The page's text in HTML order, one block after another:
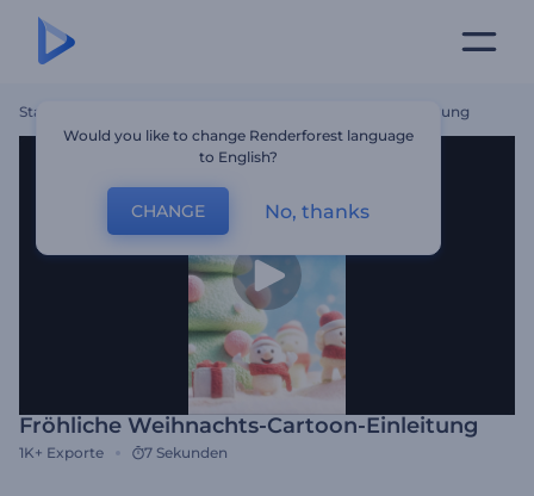
Startseite Fröhliche Weihnachts-Cartoon-Einleitung
Fröhliche Weihnachts-Cartoon-Einleitung
1K+ Exporte 7 Sekunden
Would you like to change Renderforest language
to English?
CHANGE No, thanks